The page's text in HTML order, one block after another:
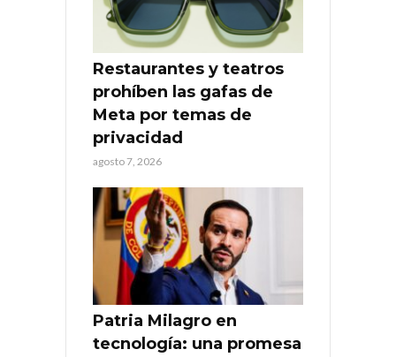
Restaurantes y teatros
prohíben las gafas de
Meta por temas de
privacidad
agosto 7, 2026
Patria Milagro en
tecnología: una promesa